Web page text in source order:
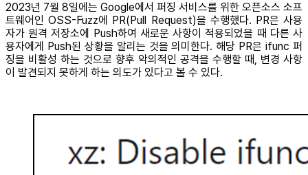
2023년 7월 8일에는 Google에서 퍼징 서비스를 위한 오픈소스 소프
트웨어인 OSS-Fuzz에 PR(Pull Request)을 수행했다. PR은 사용
자가 원격 저장소에 Push하여 새로운 사항이 적용되었을 때 다른 사
용자에게 Push된 상황을 알리는 것을 의미한다. 해당 PR은 ifunc 퍼
징을 비활성 하는 것으로 향후 악의적인 공격을 수행할 때, 변경 사항
이 발견되지 못하게 하는 의도가 있다고 볼 수 있다.